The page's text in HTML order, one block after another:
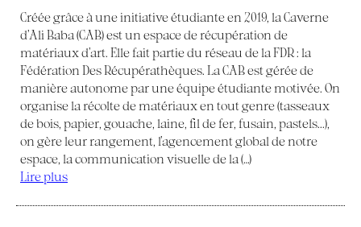
Créée grâce à une initiative étudiante en 2019, la Caverne
d’Ali Baba (CAB) est un espace de récupération de
matériaux d’art. Elle fait partie du réseau de la FDR : la
Fédération Des Récupérathèques. La CAB est gérée de
manière autonome par une équipe étudiante motivée. On
organise la récolte de matériaux en tout genre (tasseaux
de bois, papier, gouache, laine, fil de fer, fusain, pastels...),
on gère leur rangement, l’agencement global de notre
espace, la communication visuelle de la (…)
Lire plus